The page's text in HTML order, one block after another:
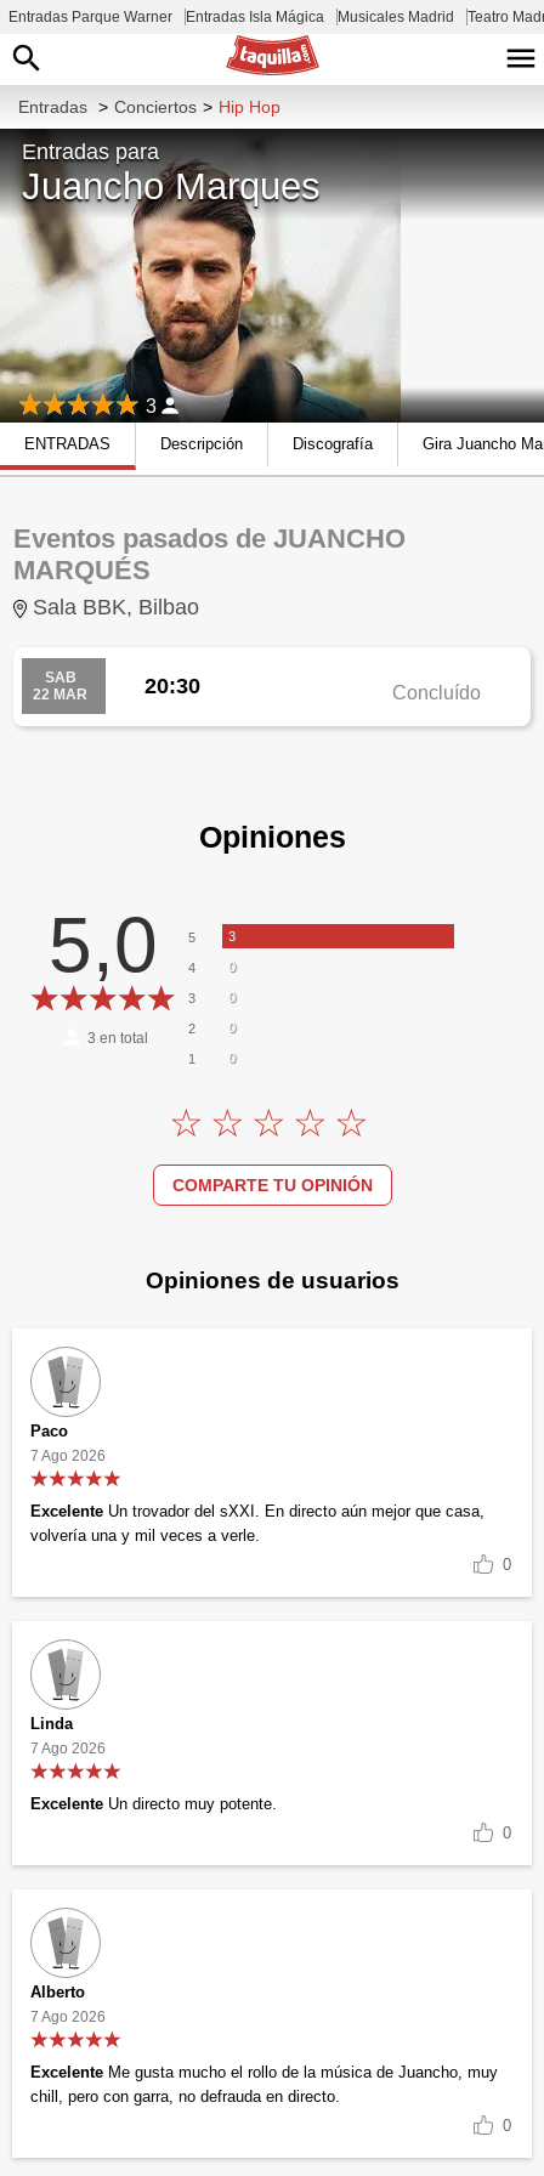
Entradas Parque Warner Entradas Isla Mágica Musicales Madrid Teatro
Entradas > Conciertos > Hip Hop
Entradas para
Juancho Marques
3
ENTRADAS Descripción Discografía Gira Juancho
Eventos pasados de JUANCHO
MARQUÉS
Sala BBK, Bilbao
SAB
22 MAR
20:30 Concluído
Opiniones
5,0
3 en total
5 3
4 0
3 0
2 0
1 0
COMPARTE TU OPINIÓN
Opiniones de usuarios
Paco
7 Ago 2026
Excelente Un trovador del sXXI. En directo aún mejor que casa,
volvería una y mil veces a verle.
0
Linda
7 Ago 2026
Excelente Un directo muy potente.
0
Alberto
7 Ago 2026
Excelente Me gusta mucho el rollo de la música de Juancho, muy
chill, pero con garra, no defrauda en directo.
0